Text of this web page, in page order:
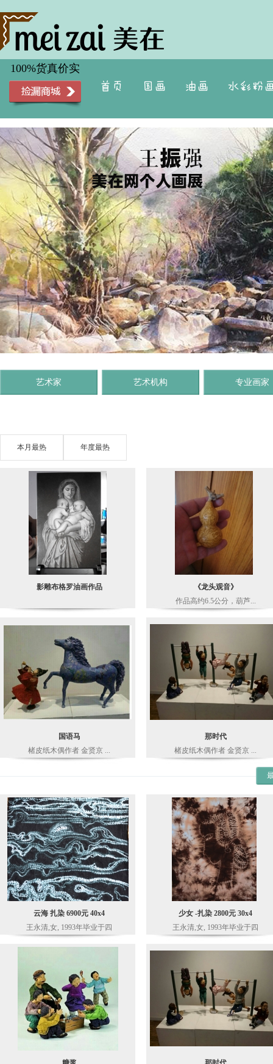
100%货真价实
首页 国画 油画 水彩粉
艺术家 艺术机构 专业画家
本月最热 年度最热
影雕布格罗油画作品
《龙头观音》
作品高约6.5公分，葫芦...
国语马
楮皮纸木偶作者 金贤京 ...
那时代
楮皮纸木偶作者 金贤京 ...
云海 扎染 6900元 40x4
王永清,女, 1993年毕业于四
少女 -扎染 2800元 30x4
王永清,女, 1993年毕业于四